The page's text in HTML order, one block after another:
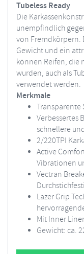
Tubeless Ready
Die
unempfindlich
von Fremdkörpern.
Gewicht und ein
können Reifen, die
wurden, auch als
verwendet werden.
Merkmale
Transparente
Verbessertes
schnellere
2/220TPI
Active
Vibrationen
Vectran
Lazer Grip
Mit Inner Liner
Gewicht: ca.